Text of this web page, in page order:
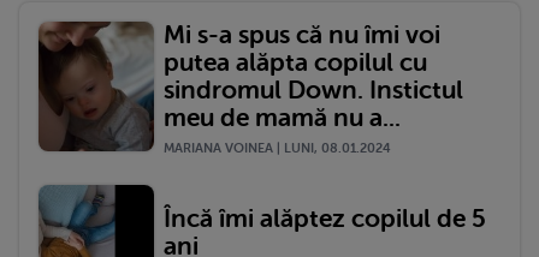
Mi s-a spus că nu îmi voi
putea alăpta copilul cu
sindromul Down. Instictul
meu de mamă nu a...
MARIANA VOINEA | LUNI, 08.01.2024
Încă îmi alăptez copilul de 5
ani